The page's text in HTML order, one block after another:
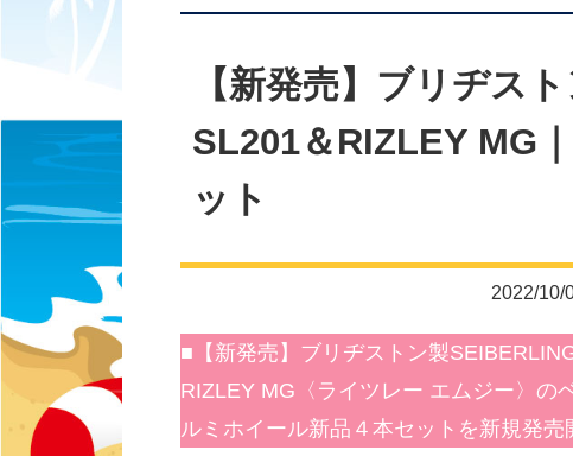
【新発売】ブリヂス
SL201＆RIZLEY MG
ット
2022/10/
■【新発売】ブリヂストン製
RIZLEY MG〈ライツレー エムジー〉の
ルミホイール新品４本セットを新規発売